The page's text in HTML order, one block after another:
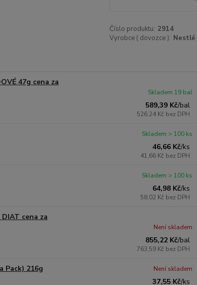
Číslo produktu: 2914
Vyrobce ( dovozce ): Nestlé
47g cena za
589,39 Kč/bal
526,24 Kč bez DPH
Skladem 19 bal
46,66 Kč/ks
41,66 Kč bez DPH
Skladem > 100 ks
64,98 Kč/ks
58,02 Kč bez DPH
Skladem > 100 ks
cena za
855,22 Kč/bal
763,59 Kč bez DPH
Není skladem
Pack) 216g
37,55 Kč/ks
Není skladem